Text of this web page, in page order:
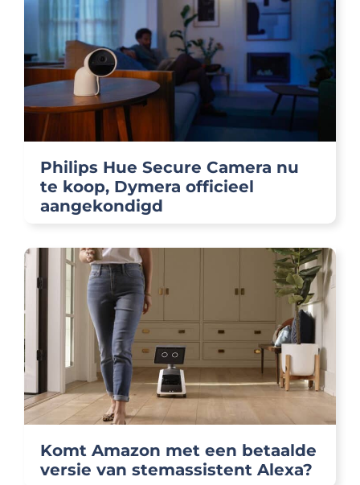
Philips Hue Secure Camera nu
te koop, Dymera officieel
aangekondigd
Komt Amazon met een betaalde
versie van stemassistent Alexa?